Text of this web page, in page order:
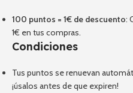
100 puntos = 1€ de descuento:
1€ en tus compras.
Condiciones
Tus puntos se renuevan
¡úsalos antes de que expiren!